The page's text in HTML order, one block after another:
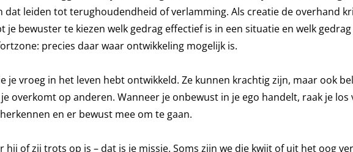
dat leiden tot terughoudendheid of verlamming. Als creatie de overhand
je bewuster te kiezen welk gedrag effectief is in een situatie en welk
precies daar waar ontwikkeling mogelijk is.
je vroeg in het leven hebt ontwikkeld. Ze kunnen krachtig zijn, maar ook
overkomt op anderen. Wanneer je onbewust in je ego handelt, raak je
en er bewust mee om te gaan.
hij of zij trots op is – dat is je missie. Soms zijn we die kwijt of uit het oog